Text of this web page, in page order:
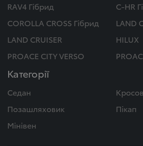
RAV4 Гібрид
C-HR
COROLLA CROSS Гібрид
LAND
LAND CRUISER
HILUX
PROACE CITY VERSO
Категорії
Седан
Позашляховик
Пікап
Мінівен